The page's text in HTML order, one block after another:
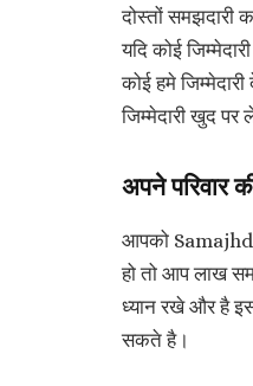
दोस्तों समझदारी
यदि कोई
कोई हमे
जिम्मेदारी खुद
अपने परिवार
आपको
हो तो आप लाख
ध्यान रखे और है
सकते है।